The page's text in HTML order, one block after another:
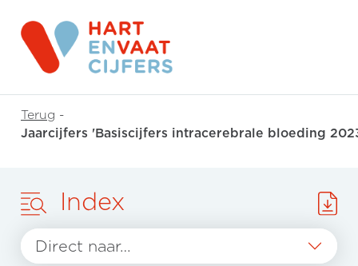
Terug -
Jaarcijfers 'Basiscijfers intracerebrale bloeding
Index
Direct naar…